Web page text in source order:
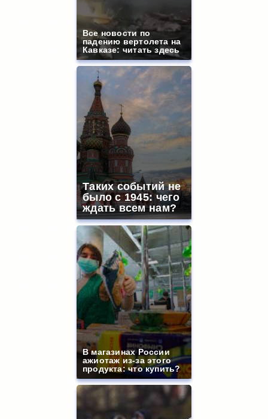
Все новости по
падению вертолета на
Кавказе: читать здесь
Таких событий не
было с 1945: чего
ждать всем нам?
В магазинах России
ажиотаж из-за этого
продукта: что купить?